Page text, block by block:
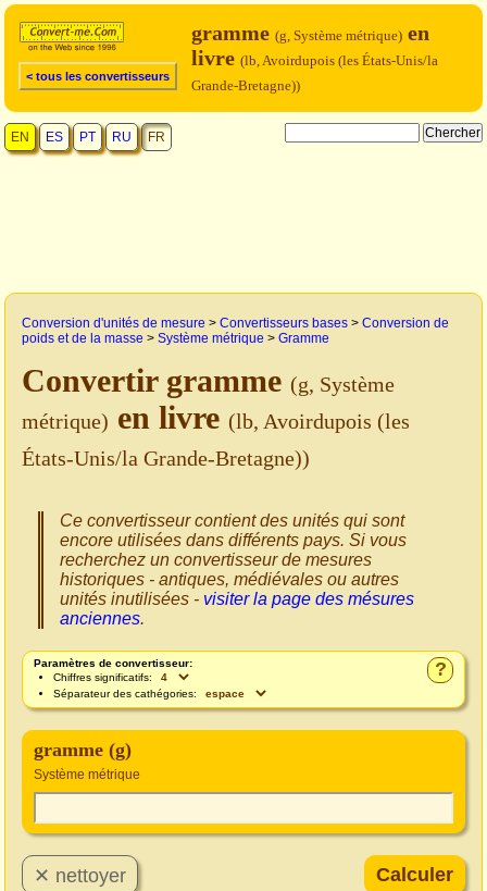
< tous les convertisseurs
gramme (g, Système métrique) en
livre (lb, Avoirdupois (les États-Unis/la
Grande-Bretagne))
EN ES PT RU FR
Conversion d'unités de mesure > Convertisseurs bases > Conversion de
poids et de la masse > Système métrique > Gramme
Convertir gramme (g, Système
métrique) en livre (lb, Avoirdupois (les
États-Unis/la Grande-Bretagne))
Ce convertisseur contient des unités qui sont
encore utilisées dans différents pays. Si vous
recherchez un convertisseur de mesures
historiques - antiques, médiévales ou autres
unités inutilisées - visiter la page des mésures
anciennes.
?
Paramètres de convertisseur:
Chiffres significatifs:
Séparateur des cathégories:
gramme (g)
Système métrique